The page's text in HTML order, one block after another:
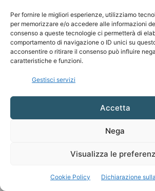
Per fornire le migliori esperienze, utilizziamo
per memorizzare e/o accedere alle informazioni
consenso a queste tecnologie ci permetterà di
comportamento di navigazione o ID unici su
acconsentire o ritirare il consenso può influire
caratteristiche e funzioni.
Gestisci servizi
Accetta
Nega
Visualizza le
Cookie Policy Dichiarazione
SEGUICI